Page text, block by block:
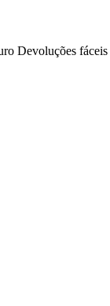
Devoluções fáceis